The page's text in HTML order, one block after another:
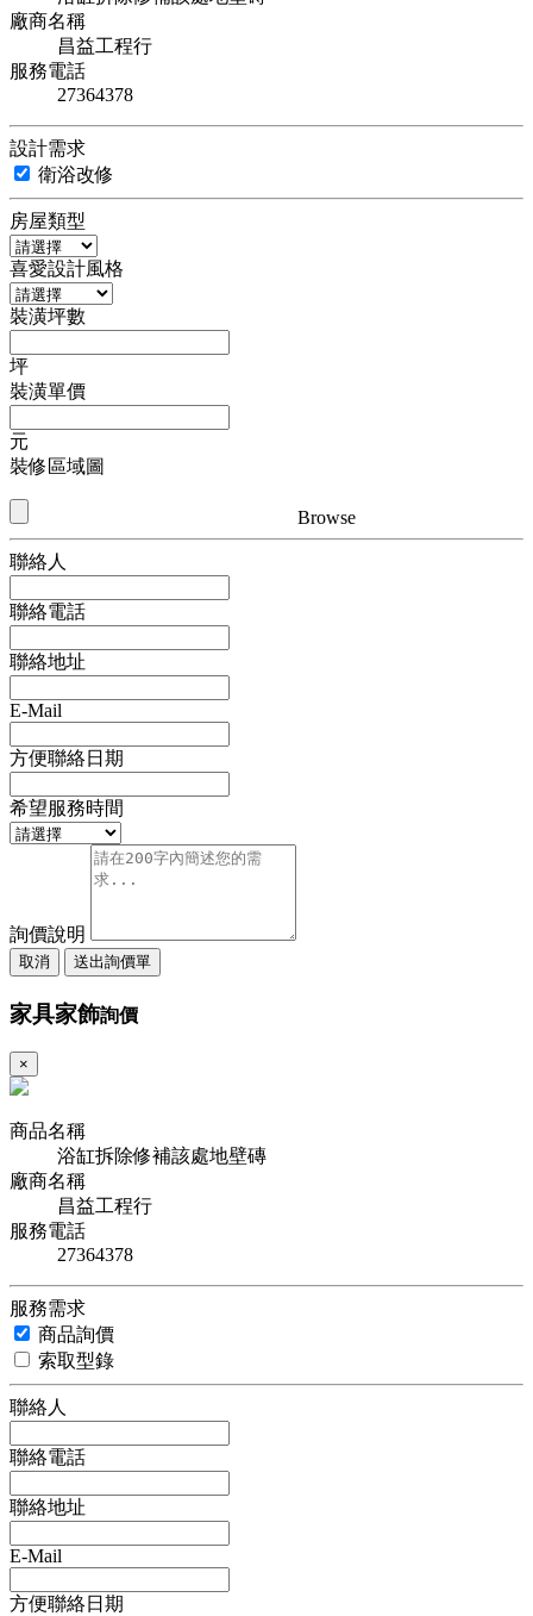
廠商名稱
昌益工程行
服務電話
27364378
設計需求
衛浴改修
房屋類型
喜愛設計風格
裝潢坪數
坪
裝潢單價
元
裝修區域圖
Browse
聯絡人
聯絡電話
聯絡地址
E-Mail
方便聯絡日期
希望服務時間
詢價說明
取消 送出詢價單
家具家飾詢價
×
商品名稱
浴缸拆除修補該處地壁磚
廠商名稱
昌益工程行
服務電話
27364378
服務需求
商品詢價
索取型錄
聯絡人
聯絡電話
聯絡地址
E-Mail
方便聯絡日期